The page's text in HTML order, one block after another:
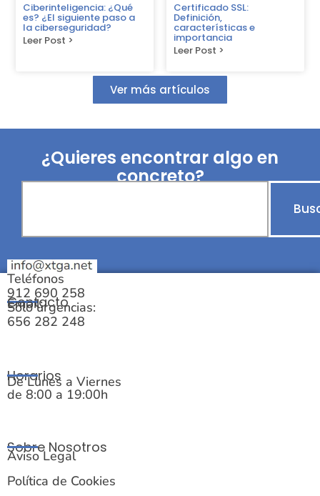
Ciberinteligencia: ¿Qué
es? ¿El siguiente paso a
la ciberseguridad?
Leer Post >
Certificado SSL:
Definición,
características e
importancia
Leer Post >
Ver más artículos
¿Quieres encontrar algo en
concreto?
Contacto
Email:
Teléfonos
912 690 258
Solo urgencias:
656 282 248
Horarios
De Lunes a Viernes
de 8:00 a 19:00h
Sobre Nosotros
Aviso Legal
Política de Cookies